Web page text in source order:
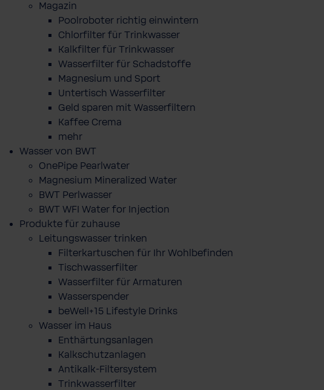
Magazin
Poolroboter richtig einwintern
Chlorfilter für Trinkwasser
Kalkfilter für Trinkwasser
Wasserfilter für Schadstoffe
Magnesium und Sport
Untertisch Wasserfilter
Geld sparen mit Wasserfiltern
Kaffee Crema
mehr
Wasser von BWT
OnePipe Pearlwater
Magnesium Mineralized Water
BWT Perlwasser
BWT WFI Water for Injection
Produkte für zuhause
Leitungswasser trinken
Filterkartuschen für Ihr Wohlbefinden
Tischwasserfilter
Wasserfilter für Armaturen
Wasserspender
beWell+15 Lifestyle Drinks
Wasser im Haus
Enthärtungsanlagen
Kalkschutzanlagen
Antikalk-Filtersystem
Trinkwasserfilter